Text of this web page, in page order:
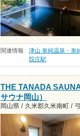
関連情報 津山 単純温泉・単
院庄駅
THE TANADA
サウナ岡山）
岡山県 / 久米郡久米南町 /